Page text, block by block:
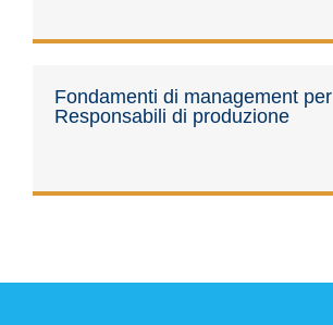
Fondamenti di management per
Responsabili di produzione